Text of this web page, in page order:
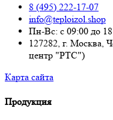
8 (495) 222-17-07
info@teploizol.shop
Пн-Вс: с 09:00 до
127282, г. Москва,
центр "РТС")
Карта сайта
Продукция